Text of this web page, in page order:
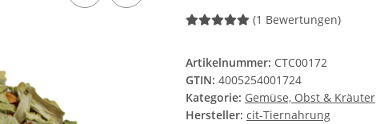
(1 Bewertungen)
Artikelnummer: CTC00172
GTIN: 4005254001724
Kategorie: Gemüse, Obst & Kräuter
Hersteller: cit-Tiernahrung